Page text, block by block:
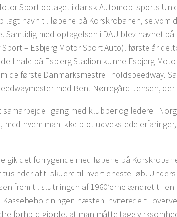
Sport optaget i dansk Automobilsports
lagt navn til løbene på Korskrobanen, selvom
Samtidig med optagelsen i DAU blev navnet
Sport – Esbjerg Motor Sport Auto). første år
finale på Esbjerg Stadion kunne Esbjerg
de første Danmarksmestre i holdspeedway.
med Bent Nørregård Jensen,
i gang med klubber og ledere i
med hvem man ikke blot udvekslede
gik det forrygende med løbene på
af tilskuere til hvert eneste løb.
frem til slutningen af 1960’erne ændret til
næsten inviterede til
forhold gjorde, at man måtte tage